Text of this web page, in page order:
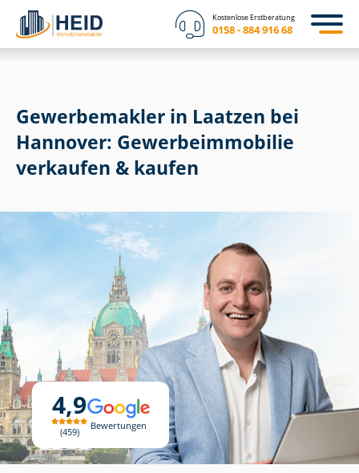
Kostenlose Erstberatung
0158 - 884 916 68
4,9
459
Bewertungen
Gewerbemakler in Laatzen bei
Hannover: Ge­wer­be­im­mo­bi­lie
verkaufen & kaufen